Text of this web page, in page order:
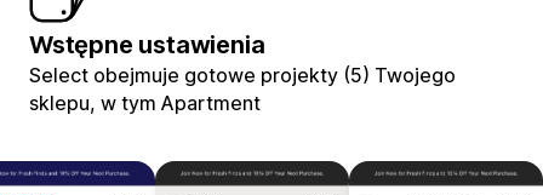
Wstępne ustawienia
Select obejmuje gotowe projekty (5) Twojego
sklepu, w tym Apartment